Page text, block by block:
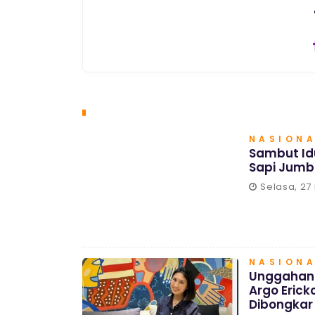
Sambut
Sapi
Selasa, 27
Argo
Dibongkar